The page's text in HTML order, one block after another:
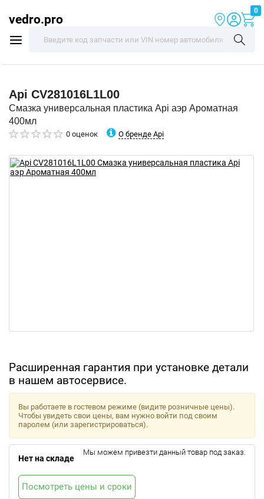
vedro.pro
0
Api CV281016L1L00
Смазка универсальная пластика Api аэр Ароматная
400мл
0 оценок О бренде Api
Расширенная гарантия при установке детали
в нашем автосервисе.
Вы работаете в гостевом режиме (видите розничные цены).
Чтобы увидеть свои цены, вам нужно войти под своим
паролем (или зарегистрироваться).
Нет на складе
Мы можем привезти данный товар под заказ.
Посмотреть цены и сроки